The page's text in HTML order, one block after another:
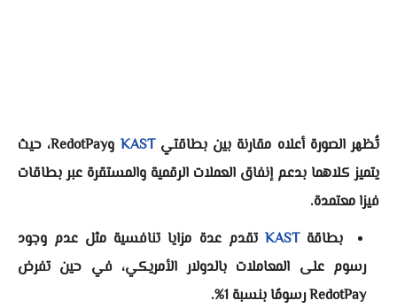
تُظهر الصورة أعلاه مقارنة بين بطاقتيKAST
وRedotPay، حيث
يتميز كلاهما بدعم إنفاق العملات الرقمية والمستقرة عبر بطاقات
فيزا معتمدة.
بطاقةKAST تقدم عدة مزايا تنافسية مثل عدم وجود
رسوم على المعاملات بالدولار الأمريكي، في حين تفرض
RedotPay رسومًا بنسبة 1%.